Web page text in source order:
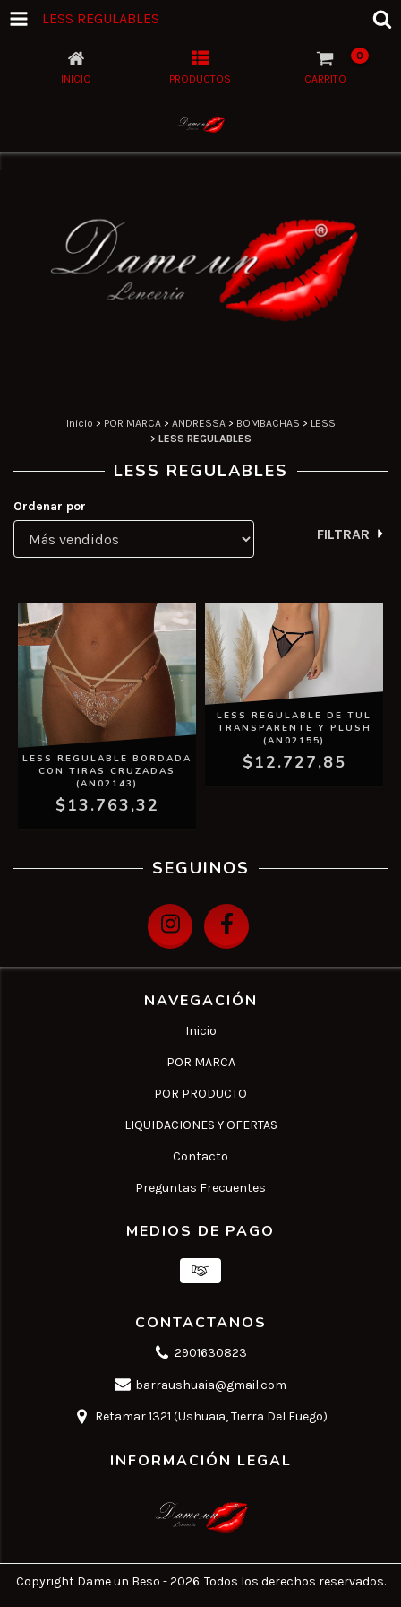
LESS REGULABLES
INICIO PRODUCTOS CARRITO
0
Inicio > POR MARCA > ANDRESSA > BOMBACHAS > LESS
> LESS REGULABLES
LESS REGULABLES
Ordenar por
FILTRAR
LESS REGULABLE BORDADA
CON TIRAS CRUZADAS
(AN02143)
$13.763,32
LESS REGULABLE DE TUL
TRANSPARENTE Y PLUSH
(AN02155)
$12.727,85
SEGUINOS
NAVEGACIÓN
Inicio
POR MARCA
POR PRODUCTO
LIQUIDACIONES Y OFERTAS
Contacto
Preguntas Frecuentes
MEDIOS DE PAGO
CONTACTANOS
2901630823
barraushuaia@gmail.com
Retamar 1321 (Ushuaia, Tierra Del Fuego)
INFORMACIÓN LEGAL
Copyright Dame un Beso - 2026. Todos los derechos reservados.